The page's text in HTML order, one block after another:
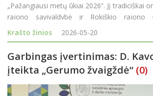
„Pažangiausi metų ūkiai 2026“. Jį tradiciškai
rajono savivaldybė ir Rokiškio rajono
Konkursas šiais metais vyks 31-ąjį
konkurso dalyvių
Krašto žinios 2026-05-20
Garbingas įvertinimas: D.
įteikta „Gerumo žvaigždė“ (0)